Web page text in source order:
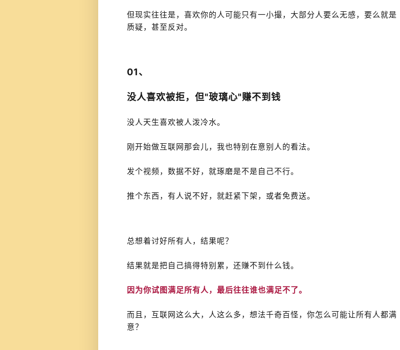
但现实往往是，喜欢你的人可能只有一小撮，大部分人要么无感，要么就是
质疑，甚至反对。
01、
没人喜欢被拒，但"玻璃心"赚不到钱
没人天生喜欢被人泼冷水。
刚开始做互联网那会儿，我也特别在意别人的看法。
发个视频，数据不好，就琢磨是不是自己不行。
推个东西，有人说不好，就赶紧下架，或者免费送。
总想着讨好所有人，结果呢？
结果就是把自己搞得特别累，还赚不到什么钱。
因为你试图满足所有人，最后往往谁也满足不了。
而且，互联网这么大，人这么多，想法千奇百怪，你怎么可能让所有人都满
意？